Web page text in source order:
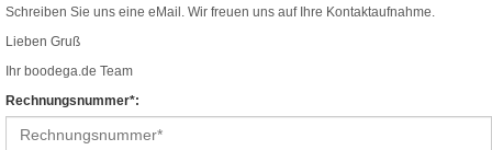
Samsung Watch Armbänder
Schreiben Sie uns eine eMail. Wir freuen uns auf Ihre Kontaktaufnahme.
Lieben Gruß
Ihr boodega.de Team
Rechnungsnummer*: